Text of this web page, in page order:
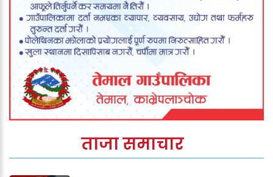
ताजा समाचार